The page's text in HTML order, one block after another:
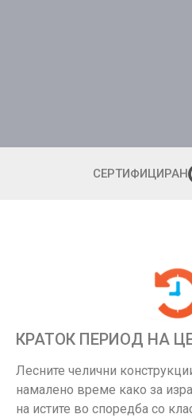
СЕРТИФИЦИРАН
КРАТОК ПЕРИОД НА
Лесните челични
намалено време како за
на истите во споредба со